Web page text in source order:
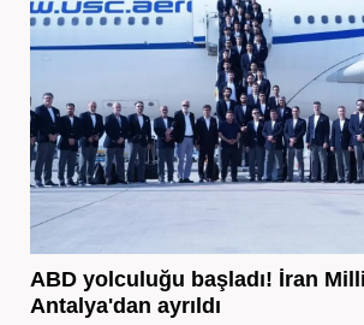
ABD yolculuğu başladı! İran Milli
Antalya'dan ayrıldı